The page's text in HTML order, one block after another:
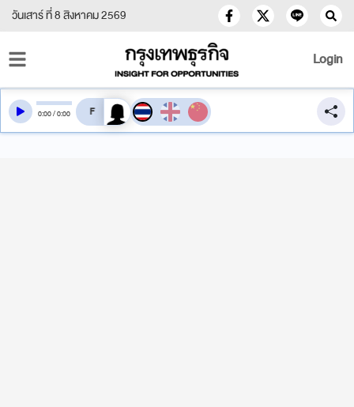
วันเสาร์ ที่ 8 สิงหาคม 2569
Login
0:00/0:00 สลับเสียงอ่าน